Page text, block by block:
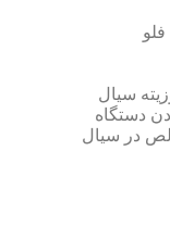
سیال
دستگاه
در سیال